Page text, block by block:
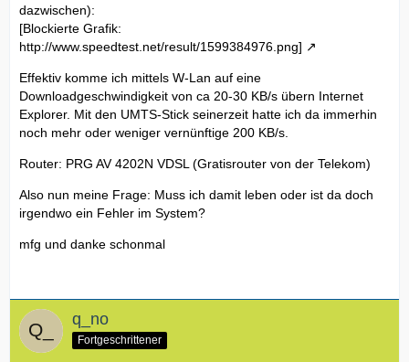
dazwischen):
[Blockierte Grafik:
http://www.speedtest.net/result/1599384976.png]
Effektiv komme ich mittels W-Lan auf eine
Downloadgeschwindigkeit von ca 20-30 KB/s übern Internet
Explorer. Mit den UMTS-Stick seinerzeit hatte ich da immerhin
noch mehr oder weniger vernünftige 200 KB/s.
Router: PRG AV 4202N VDSL (Gratisrouter von der Telekom)
Also nun meine Frage: Muss ich damit leben oder ist da doch
irgendwo ein Fehler im System?
mfg und danke schonmal
q_no
Fortgeschrittener